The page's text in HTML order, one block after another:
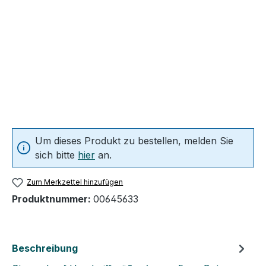
Um dieses Produkt zu bestellen, melden Sie
sich bitte hier an.
Zum Merkzettel hinzufügen
Produktnummer: 00645633
Beschreibung